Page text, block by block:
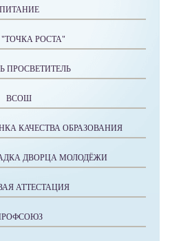
ПИТАНИЕ
РОСТА"
ПРОСВЕТИТЕЛЬ
ВСОШ
КАЧЕСТВА ОБРАЗОВАНИЯ
ДВОРЦА МОЛОДЁЖИ
АТТЕСТАЦИЯ